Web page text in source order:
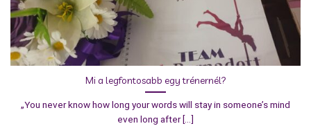
Mi a legfontosabb egy trénernél?
„You never know how long your words will stay in someone’s mind
even long after [...]